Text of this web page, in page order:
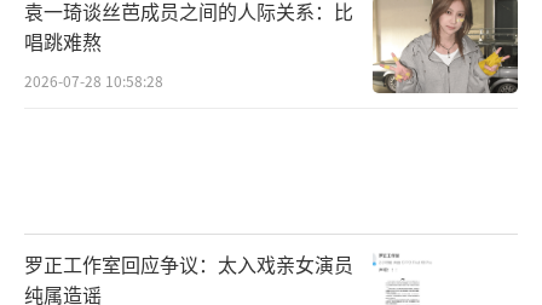
场原著小说作者兼编剧吕铮也谈到：“之前20
多岁都是写的正当年的警察，但是从2011年开
“三叉戟”引现实共鸣 老炮儿的热血江湖
袁一琦谈丝芭成员之间的人际关系：比
唱跳难熬
2026-07-28 10:58:28
罗正工作室回应争议：太入戏亲女演员
纯属造谣